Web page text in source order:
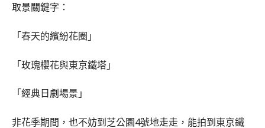
取景關鍵字：
「春天的繽紛花圈」
「玫瑰櫻花與東京鐵塔」
「經典日劇場景」
非花季期間，也不妨到芝公園4號地走走，能拍到東京鐵